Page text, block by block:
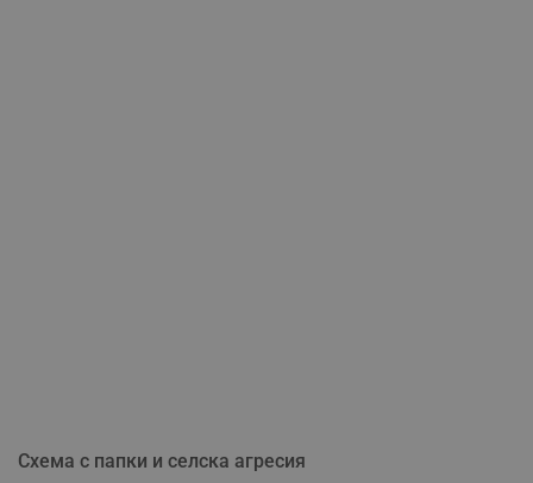
Схема с папки и селска агресия